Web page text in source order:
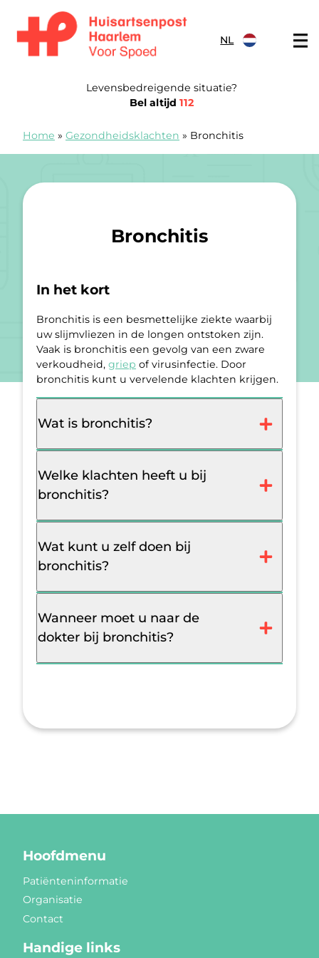
NL
Levensbedreigende situatie?
Bel altijd 112
Home » Gezondheidsklachten » Bronchitis
Bronchitis
In het kort
Bronchitis is een besmettelijke ziekte waarbij
uw slijmvliezen in de longen ontstoken zijn.
Vaak is bronchitis een gevolg van een zware
verkoudheid, griep of virusinfectie. Door
bronchitis kunt u vervelende klachten krijgen.
Wat is bronchitis?
Welke klachten heeft u bij
bronchitis?
Wat kunt u zelf doen bij
bronchitis?
Wanneer moet u naar de
dokter bij bronchitis?
Hoofdmenu
Patiënteninformatie
Organisatie
Contact
Handige links